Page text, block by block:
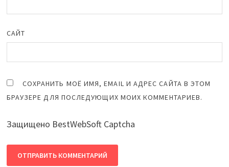
САЙТ
СОХРАНИТЬ МОЁ ИМЯ, EMAIL И АДРЕС САЙТА В ЭТОМ
БРАУЗЕРЕ ДЛЯ ПОСЛЕДУЮЩИХ МОИХ КОММЕНТАРИЕВ.
Защищено BestWebSoft Captcha